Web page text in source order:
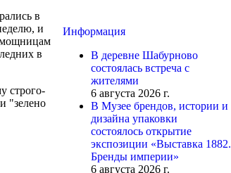
в
и
в
строго-
"зелено
Информация
В деревне Шабурново
состоялась встреча с
жителями
6 августа 2026 г.
В Музее брендов, истории и
дизайна упаковки
состоялось открытие
экспозиции «Выставка 1882.
Бренды империи»
6 августа 2026 г.